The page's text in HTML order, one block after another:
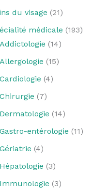
du visage (21)
médicale (193)
Addictologie (14)
Allergologie (15)
Cardiologie (4)
Chirurgie (7)
Dermatologie (14)
Gastro-entérologie (11)
Gériatrie (4)
Hépatologie (3)
Immunologie (3)